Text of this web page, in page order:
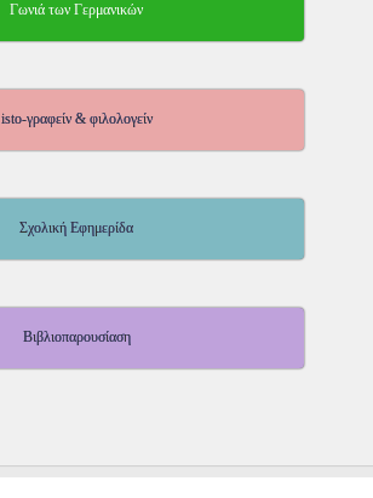
Γωνιά των Γερμανικών
isto-γραφείν & φιλολογείν
Σχολική Εφημερίδα
Βιβλιοπαρουσίαση